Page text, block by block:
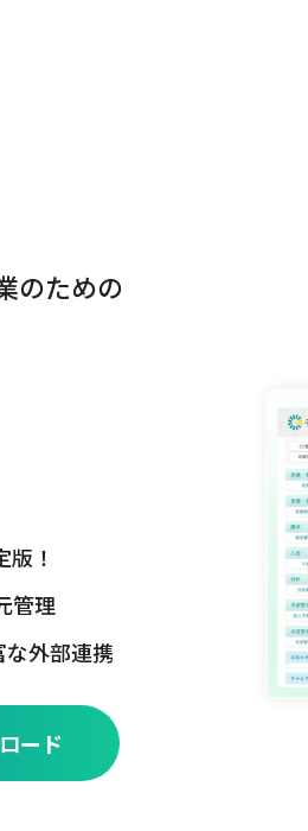
のための
！
管理
な外部連携
ード